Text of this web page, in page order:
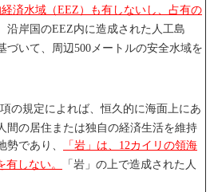
済水域（EEZ ）も有しないし、占有の
沿岸国のEEZ内に造成された人工島
づいて、周辺500メートルの安全水域を
の規定によれば、恒久的に海面上にあ
間の居住または独自の経済生活を維持
であり、
「岩」は、 12カイリの領海
有しない。
「岩」の上で造成された人